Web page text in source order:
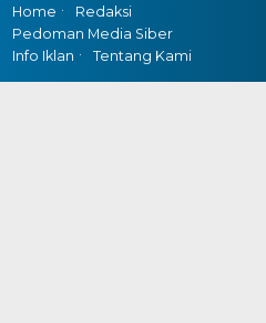
Home
Redaksi
Pedoman Media Siber
Info Iklan
Tentang Kami